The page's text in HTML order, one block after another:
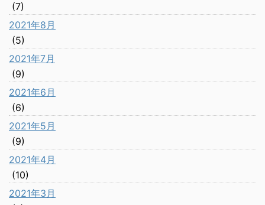
(7)
2021年8月
(5)
2021年7月
(9)
2021年6月
(6)
2021年5月
(9)
2021年4月
(10)
2021年3月